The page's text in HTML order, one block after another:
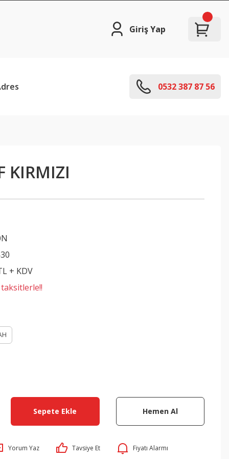
Giriş Yap
0532 387 87 56
KIRMIZI
+ KDV
Sepete Ekle Hemen Al
Yorum Yaz Tavsiye Et Fiyatı Alarmı